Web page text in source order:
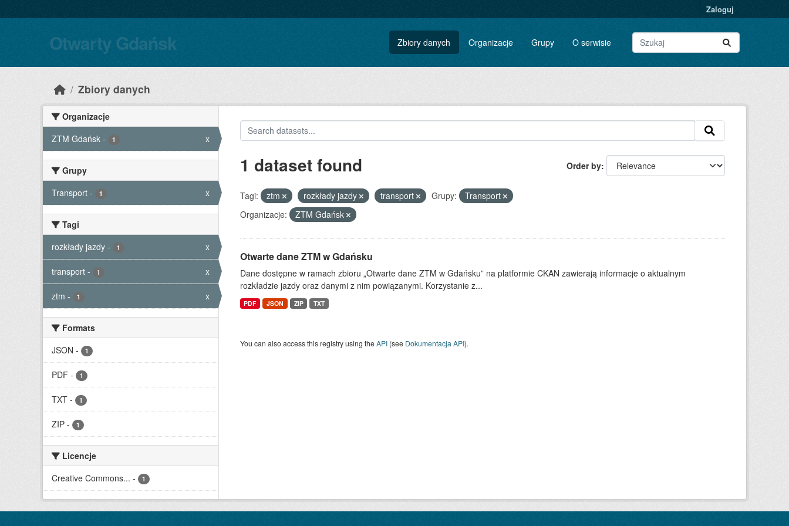
Zaloguj
Otwarty Gdańsk Zbiory danych Organizacje Grupy O serwisie
Zbiory danych
Organizacje
ZTM Gdańsk - 1 x
Grupy
Transport - 1 x
Tagi
rozkłady jazdy - 1 x
transport - 1 x
ztm - 1 x
Formats
JSON - 1
PDF - 1
TXT - 1
ZIP - 1
Licencje
Creative Commons... - 1
Order by
1 dataset found
Tagi: ztm rozkłady jazdy transport Grupy:
Transport
Organizacje:
ZTM Gdańsk
Otwarte dane ZTM w Gdańsku
Dane dostępne w ramach zbioru „Otwarte dane ZTM w Gdańsku” na platformie CKAN zawierają informacje o aktualnym
rozkładzie jazdy oraz danymi z nim powiązanymi. Korzystanie z...
PDF JSON ZIP TXT
You can also access this registry using theAPI(see Dokumentacja API).